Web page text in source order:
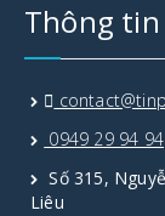
Thông
0949 29 94 94
Số 315,
Liêu